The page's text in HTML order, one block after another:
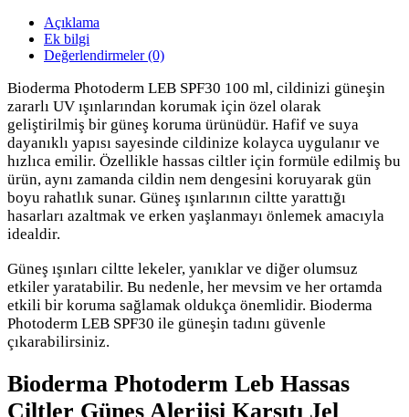
Açıklama
Ek bilgi
Değerlendirmeler (0)
Bioderma Photoderm LEB SPF30 100 ml, cildinizi güneşin
zararlı UV ışınlarından korumak için özel olarak
geliştirilmiş bir güneş koruma ürünüdür. Hafif ve suya
dayanıklı yapısı sayesinde cildinize kolayca uygulanır ve
hızlıca emilir. Özellikle hassas ciltler için formüle edilmiş bu
ürün, aynı zamanda cildin nem dengesini koruyarak gün
boyu rahatlık sunar. Güneş ışınlarının ciltte yarattığı
hasarları azaltmak ve erken yaşlanmayı önlemek amacıyla
idealdir.
Güneş ışınları ciltte lekeler, yanıklar ve diğer olumsuz
etkiler yaratabilir. Bu nedenle, her mevsim ve her ortamda
etkili bir koruma sağlamak oldukça önemlidir. Bioderma
Photoderm LEB SPF30 ile güneşin tadını güvenle
çıkarabilirsiniz.
Bioderma Photoderm Leb Hassas
Ciltler Güneş Alerjisi Karşıtı Jel